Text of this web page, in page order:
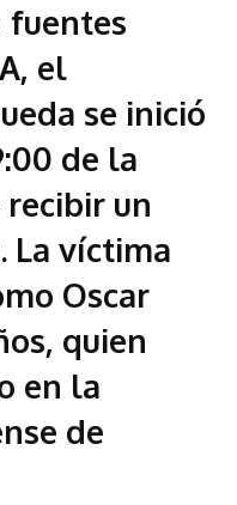
fuentes
el
se inició
de la
un
La víctima
Oscar
quien
en la
de